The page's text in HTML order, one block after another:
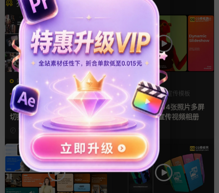
猜你喜欢
PR基本图形mogrt
PR基本图形
企业宣传模板
幻灯片
Pr视频模板 10款3D空间多屏
切换开场相册视频展示照片墙
7小时前
FCPX发生器
产品宣传
企业宣传模板
分屏模板
fcpx插件 34秒14张照片多屏
模特产品广告宣传视频相册
2天前